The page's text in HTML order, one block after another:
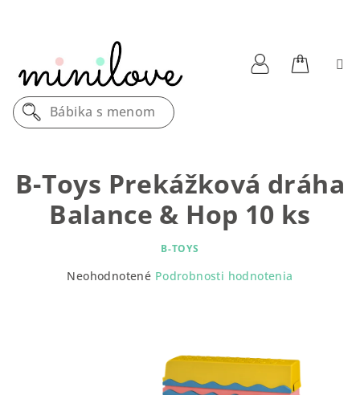
Bábika s menom
B-Toys Prekážková dráha
Balance & Hop 10 ks
B-TOYS
Neohodnotené Podrobnosti hodnotenia